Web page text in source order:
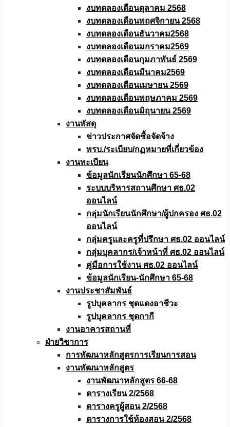
งบทดลองเดือนตุลาคม 2568
งบทดลองเดือนพฤศจิกายน 2568
งบทดลองเดือนธันวาคม2568
งบทดลองเดือนมกราคม2569
งบทดลองเดือนกุมภาพันธ์ 2569
งบทดลองเดือนมีนาคม2569
งบทดลองเดือนเมษายน 2569
งบทดลองเดือนพฤษภาคม 2569
งบทดลองเดือนมิถุนายน 2569
งานพัสดุ
ข่าวประกาศจัดซื้อจัดจ้าง
พรบ./ระเบียบ/กฏหมายที่เกี่ยวข้อง
งานทะเบียน
ข้อมูลนักเรียนนักศึกษา 65-68
ระบบบริหารสถานศึกษา ศธ.02
ออนไลน์
กลุ่มนักเรียนนักศึกษา/ผู้ปกครอง ศธ.02
ออนไลน์
กลุ่มครูและครูที่ปรึกษา ศธ.02 ออนไลน์
กลุ่มบุคลากร/เจ้าหน้าที่ ศธ.02 ออนไลน์
คู่มือการใช้งาน ศธ.02 ออนไลน์
ข้อมูลนักเรียน-นักศึกษา 65-68
งานประชาสัมพันธ์
รูปบุคลากร ชุดแดงอาชีวะ
รูปบุคลากร ชุดกากี
งานอาคารสถานที่
ฝ่ายวิชาการ
การพัฒนาหลักสูตรการเรียนการสอน
งานพัฒนาหลักสูตร
งานพัฒนาหลักสูตร 66-68
ตารางเรียน 2/2568
ตารางครูผู้สอน 2/2568
ตารางการใช้ห้องสอน 2/2568